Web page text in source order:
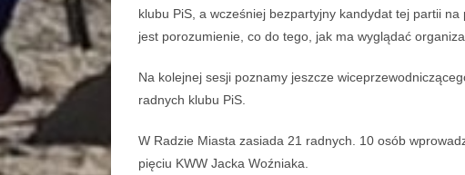
klubu PiS, a wcześniej bezpartyjny kandydat tej partii
jest porozumienie, co do tego, jak ma wyglądać
Na kolejnej sesji poznamy jeszcze
radnych klubu PiS.
W Radzie Miasta zasiada 21 radnych. 10 osób
pięciu KWW Jacka Woźniaka.